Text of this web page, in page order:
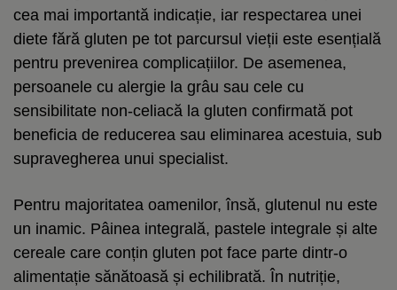
cea mai importantă indicație, iar respectarea unei
diete fără gluten pe tot parcursul vieții este esențială
pentru prevenirea complicațiilor. De asemenea,
persoanele cu alergie la grâu sau cele cu
sensibilitate non-celiacă la gluten confirmată pot
beneficia de reducerea sau eliminarea acestuia, sub
supravegherea unui specialist.
Pentru majoritatea oamenilor, însă, glutenul nu este
un inamic. Pâinea integrală, pastele integrale și alte
cereale care conțin gluten pot face parte dintr-o
alimentație sănătoasă și echilibrată. În nutriție,